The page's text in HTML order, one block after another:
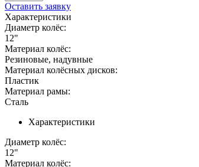
Оставить заявку
Характеристики
Диаметр колёс:
12"
Материал колёс:
Резиновые, надувные
Материал колёсных дисков:
Пластик
Материал рамы:
Сталь
Характеристики
Диаметр колёс:
12"
Материал колёс: